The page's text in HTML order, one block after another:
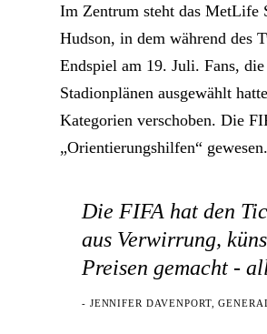
Im Zentrum steht das MetLife
Hudson, in dem während des
Endspiel am 19. Juli. Fans,
Stadionplänen ausgewählt
Kategorien verschoben. Die
„Orientierungshilfen“
Die FIFA hat den
aus Verwirrung,
Preisen gemacht -
- JENNIFER DAVENPORT,